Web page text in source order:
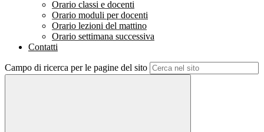
Orario classi e docenti
Orario moduli per docenti
Orario lezioni del mattino
Orario settimana successiva
Contatti
Campo di ricerca per le pagine del sito